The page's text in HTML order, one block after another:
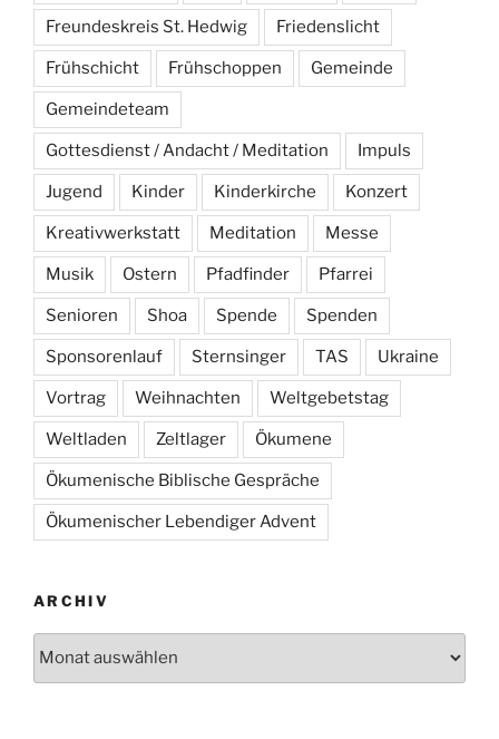
Freundeskreis St. Hedwig Friedenslicht
Frühschicht Frühschoppen Gemeinde
Gemeindeteam
Gottesdienst / Andacht / Meditation Impuls
Jugend Kinder Kinderkirche Konzert
Kreativwerkstatt Meditation Messe
Musik Ostern Pfadfinder Pfarrei
Senioren Shoa Spende Spenden
Sponsorenlauf Sternsinger TAS Ukraine
Vortrag Weihnachten Weltgebetstag
Weltladen Zeltlager Ökumene
Ökumenische Biblische Gespräche
Ökumenischer Lebendiger Advent
ARCHIV